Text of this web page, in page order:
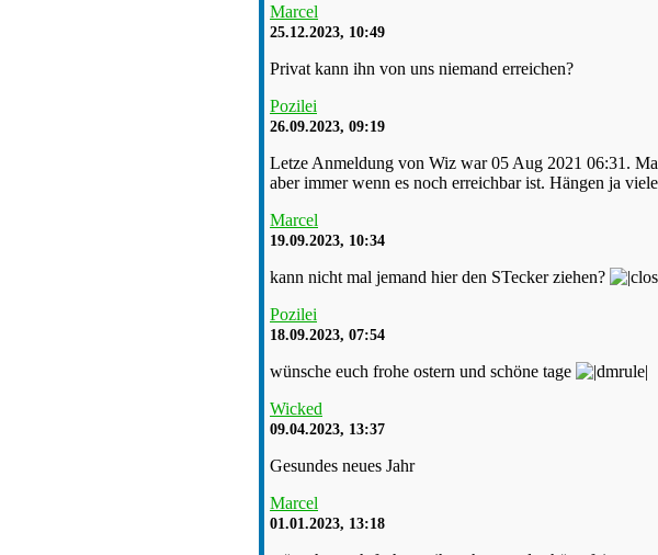
Marcel
25.12.2023, 10:49
Privat kann ihn von uns niemand erreichen?
Pozilei
26.09.2023, 09:19
Letze Anmeldung von Wiz war 05 Aug 2021 06:31.
aber immer wenn es noch erreichbar ist. Hängen ja
Marcel
19.09.2023, 10:34
kann nicht mal jemand hier den STecker ziehen?
Pozilei
18.09.2023, 07:54
wünsche euch frohe ostern und schöne tage
Wicked
09.04.2023, 13:37
Gesundes neues Jahr
Marcel
01.01.2023, 13:18